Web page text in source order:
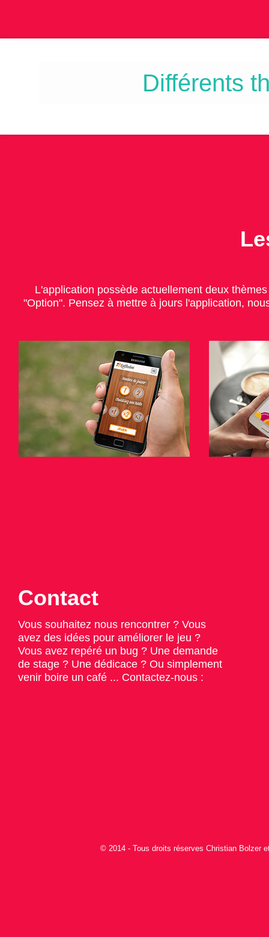
Prise en
Différents
L'application possède actuellement deux
"Option". Pensez à mettre à jours l'application,
Contact
Vous souhaitez nous rencontrer ? Vous
avez des idées pour améliorer le jeu ?
Vous avez repéré un bug ? Une demande
de stage ? Une dédicace ? Ou simplement
venir boire un café ... Contactez-nous :
© 2014 - Tous droits réserves Christian Bolzer